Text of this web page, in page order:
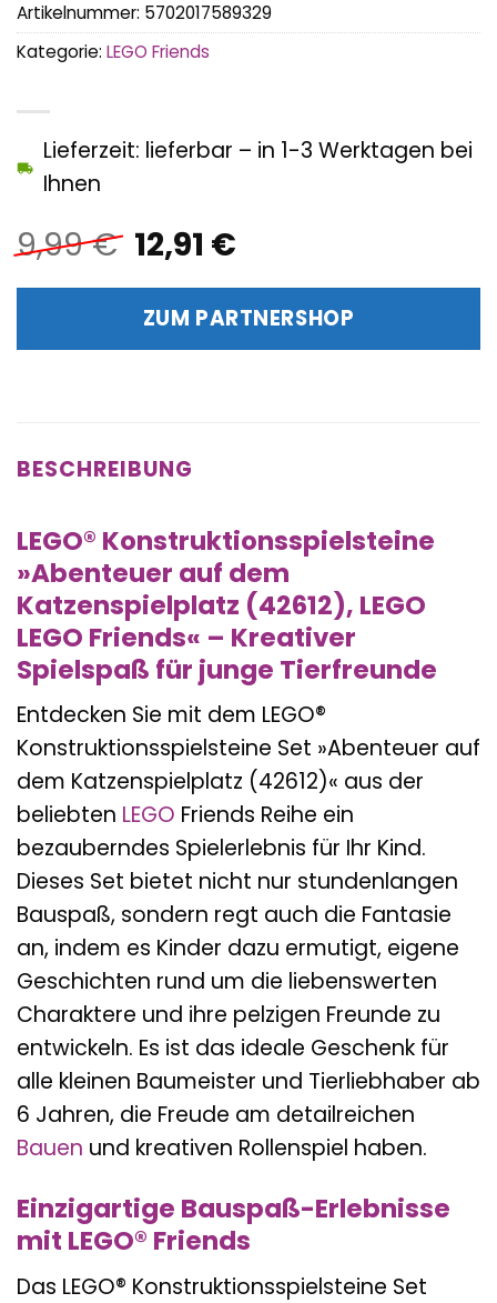
9,99€ Ursprünglicher
Preis
war:
9,99 €
12,91 €Aktueller
ist:
12,91 €.
Lieferzeit: lieferbar – in 1-3 Werktagen bei
Ihnen
ZUM PARTNERSHOP
Artikelnummer: 5702017589329
Kategorie: LEGO Friends
BESCHREIBUNG
LEGO® Konstruktionsspielsteine
»Abenteuer auf dem
Katzenspielplatz (42612), LEGO
LEGO Friends« – Kreativer
Spielspaß für junge Tierfreunde
Entdecken Sie mit dem LEGO®
Konstruktionsspielsteine Set »Abenteuer auf
dem Katzenspielplatz (42612)« aus der
beliebten LEGO Friends Reihe ein
bezauberndes Spielerlebnis für Ihr Kind.
Dieses Set bietet nicht nur stundenlangen
Bauspaß, sondern regt auch die Fantasie
an, indem es Kinder dazu ermutigt, eigene
Geschichten rund um die liebenswerten
Charaktere und ihre pelzigen Freunde zu
entwickeln. Es ist das ideale Geschenk für
alle kleinen Baumeister und Tierliebhaber ab
6 Jahren, die Freude am detailreichen
Bauen und kreativen Rollenspiel haben.
Einzigartige Bauspaß-Erlebnisse
mit LEGO® Friends
Das LEGO® Konstruktionsspielsteine Set